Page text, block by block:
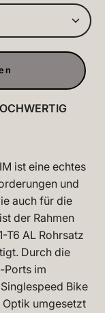
ist eine echtes
und
auch für die
der Rahmen
T6 AL Rohrsatz
Durch die
Ports im
Bike
umgesetzt